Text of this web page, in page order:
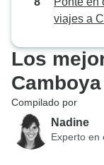
viaje fuera
cliente fueron
aventura
Vio Travel a
busque una
bien
sin
viajes a
Los
Compilado por
Nadine
Experto en